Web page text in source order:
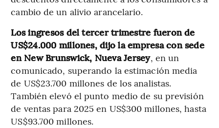
cambio de un alivio arancelario.
Los ingresos del tercer trimestre fueron de
US$24.000 millones, dijo la empresa con sede
en New Brunswick, Nueva Jersey, en un
comunicado, superando la estimación media
de US$23.700 millones de los analistas.
También elevó el punto medio de su previsión
de ventas para 2025 en US$300 millones, hasta
US$93.700 millones.